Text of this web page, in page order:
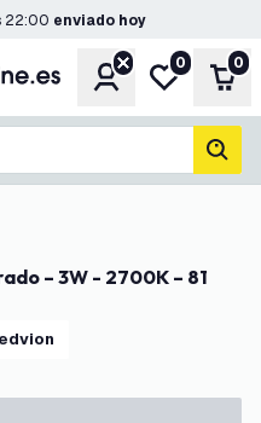
22:00 enviado hoy
CuentaMi lista de
0 0
Ledvion